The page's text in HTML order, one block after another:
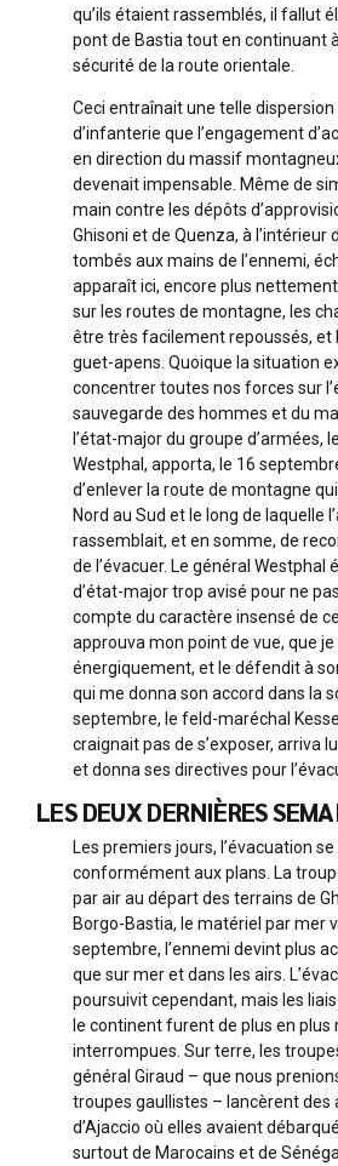
qu’ils étaient rassemblés, il fallut
pont de Bastia tout en continuant
sécurité de la route orientale.
Ceci entraînait une telle
d’infanterie que l’engagement
en direction du massif
devenait impensable. Même de
main contre les dépôts
Ghisoni et de Quenza, à l’intérieur
tombés aux mains de l’ennemi,
apparaît ici, encore plus nettement
sur les routes de montagne, les
être très facilement repoussés, et
guet-apens. Quoique la situation
concentrer toutes nos forces sur
sauvegarde des hommes et du
l’état-major du groupe d’armées,
Westphal, apporta, le 16
d’enlever la route de montagne
Nord au Sud et le long de laquelle
rassemblait, et en somme, de
de l’évacuer. Le général Westphal
d’état-major trop avisé pour ne
compte du caractère insensé de
approuva mon point de vue, que
énergiquement, et le défendit à
qui me donna son accord dans la
septembre, le feld-maréchal
craignait pas de s’exposer, arriva
et donna ses directives pour
LES DEUX DERNIÈRES
Les premiers jours, l’évacuation
conformément aux plans. La
par air au départ des terrains de
Borgo-Bastia, le matériel par mer
septembre, l’ennemi devint plus
que sur mer et dans les airs.
poursuivit cependant, mais les
le continent furent de plus en plus
interrompues. Sur terre, les
général Giraud – que nous
troupes gaullistes – lancèrent des
d’Ajaccio où elles avaient
surtout de Marocains et de